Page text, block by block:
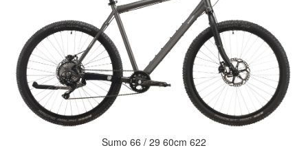
Sumo 66 / 29 60cm 622